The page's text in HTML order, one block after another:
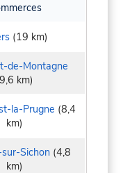
(19 km)
de-Montagne
km)
la-Prugne (8,4
km)
Sichon (4,8
km)